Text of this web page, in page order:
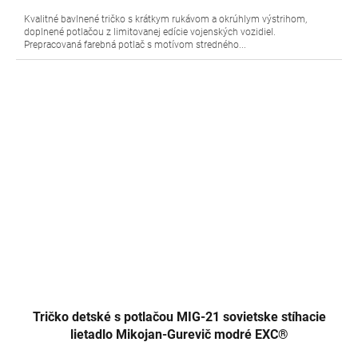
Kvalitné bavlnené tričko s krátkym rukávom a okrúhlym výstrihom,
doplnené potlačou z limitovanej edície vojenských vozidiel.
Prepracovaná farebná potlač s motívom stredného...
Tričko detské s potlačou MIG-21 sovietske stíhacie
lietadlo Mikojan-Gurevič modré EXC®